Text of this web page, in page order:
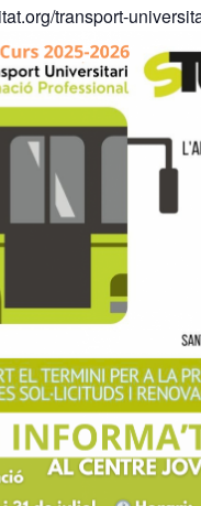
transport-